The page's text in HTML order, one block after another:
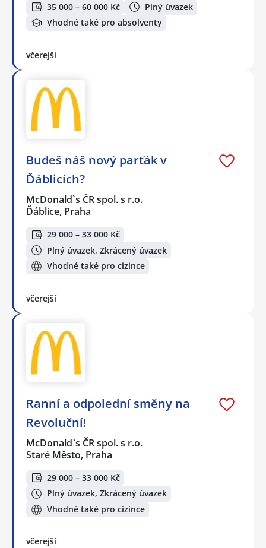
35 000 – 60 000 Kč
Plný úvazek
Vhodné také pro absolventy
včerejší
Budeš náš nový parťák v
Ďáblicích?
McDonald`s ČR spol. s r.o.
Ďáblice, Praha
29 000 – 33 000 Kč
Plný úvazek, Zkrácený úvazek
Vhodné také pro cizince
včerejší
Ranní a odpolední směny na
Revoluční!
McDonald`s ČR spol. s r.o.
Staré Město, Praha
29 000 – 33 000 Kč
Plný úvazek, Zkrácený úvazek
Vhodné také pro cizince
včerejší